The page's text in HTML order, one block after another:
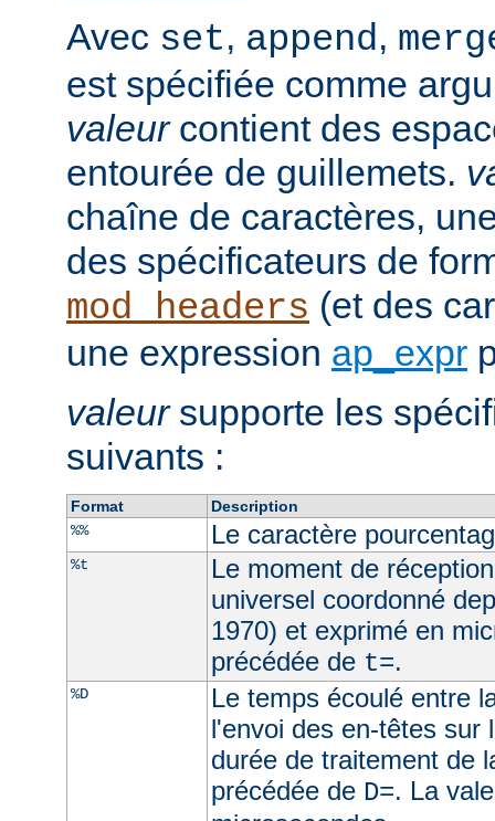
Avec set, append,
est spécifiée comme
valeurcontient des
entourée de guillemets.
chaîne de caractères,
des spécificateurs de
mod_headers (et des
une expression ap_expr
valeursupporte les
suivants :
Format
Description
%%
Le caractère
%t
Le moment de
universel coordonné
1970) et exprimé en
précédée de t=.
%D
Le temps écoulé entre
l'envoi des en-têtes sur
durée de traitement de
précédée de D=. La